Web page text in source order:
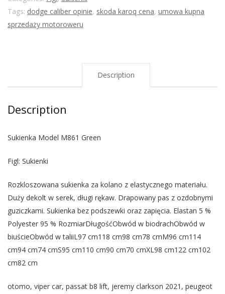
Tags: dodge caliber opinie, skoda karoq cena, umowa kupna
sprzedaży motoroweru
Description
Description
Sukienka Model M861 Green
Figl: Sukienki
Rozkloszowana sukienka za kolano z elastycznego materiału.
Duży dekolt w serek, długi rękaw. Drapowany pas z ozdobnymi
guziczkami. Sukienka bez podszewki oraz zapięcia. Elastan 5 %
Polyester 95 % RozmiarDługośćObwód w biodrachObwód w
biuścieObwód w taliiL97 cm118 cm98 cm78 cmM96 cm114
cm94 cm74 cmS95 cm110 cm90 cm70 cmXL98 cm122 cm102
cm82 cm
otomo, viper car, passat b8 lift, jeremy clarkson 2021, peugeot